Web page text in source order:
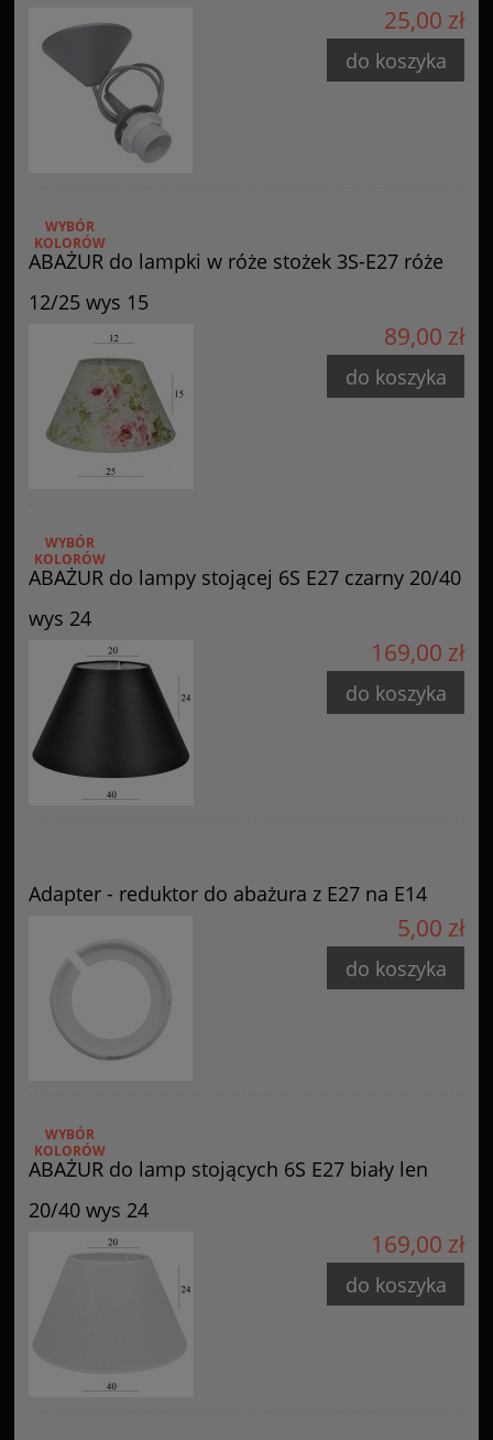
25,00 zł
do koszyka
ABAŻUR do lampki w róże stożek 3S-E27 róże
12/25 wys 15
WYBÓR
KOLORÓW
89,00 zł
do koszyka
ABAŻUR do lampy stojącej 6S E27 czarny 20/40
wys 24
WYBÓR
KOLORÓW
169,00 zł
do koszyka
Adapter - reduktor do abażura z E27 na E14
5,00 zł
do koszyka
ABAŻUR do lamp stojących 6S E27 biały len
20/40 wys 24
WYBÓR
KOLORÓW
169,00 zł
do koszyka